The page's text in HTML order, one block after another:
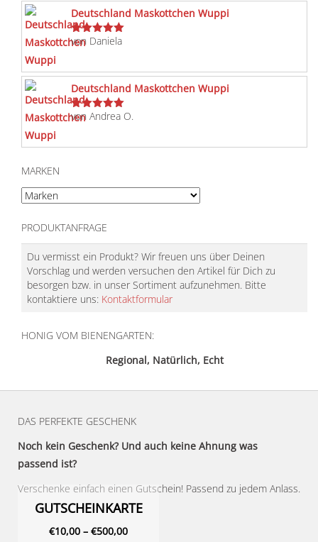
Deutschland Maskottchen Wuppi
Bewertet
von Daniela
Deutschland Maskottchen Wuppi
Bewertet
von Andrea O.
MARKEN
PRODUKTANFRAGE
Du vermisst ein Produkt? Wir freuen uns über Deinen
Vorschlag und werden versuchen den Artikel für Dich zu
besorgen bzw. in unser Sortiment aufzunehmen. Bitte
kontaktiere uns: Kontaktformular
HONIG VOM BIENENGARTEN:
Regional, Natürlich, Echt
DAS PERFEKTE GESCHENK
Noch kein Geschenk? Und auch keine Ahnung was
passend ist?
Verschenke einfach einen Gutschein! Passend zu jedem Anlass.
GUTSCHEINKARTE
€10,00 – €500,00